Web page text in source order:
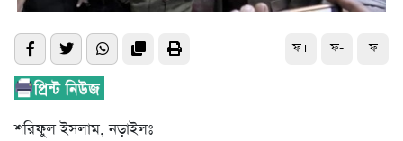
ফ+ ফ- ফ
শরিফুল ইসলাম, নড়াইলঃ